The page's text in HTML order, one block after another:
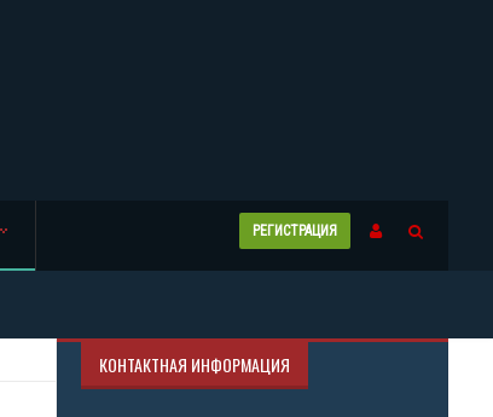
РЕГИСТРАЦИЯ
КОНТАКТНАЯ ИНФОРМАЦИЯ